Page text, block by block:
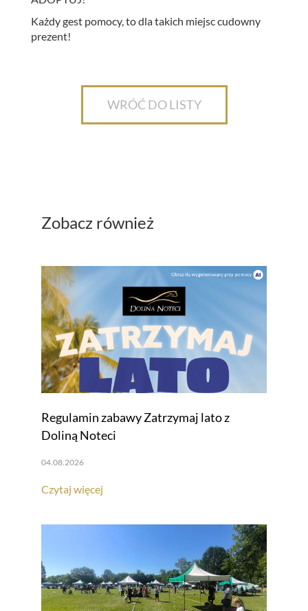
Każdy gest pomocy, to dla takich miejsc cudowny
prezent!
WRÓĆ DO LISTY
Zobacz również
Regulamin zabawy Zatrzymaj lato z
Doliną Noteci
04.08.2026
Czytaj więcej